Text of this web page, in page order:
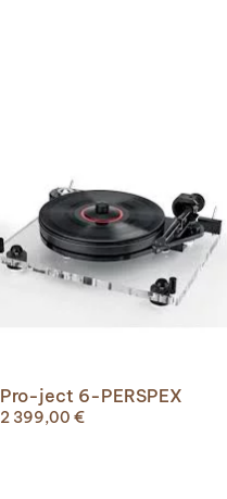
Pro-ject 6-PERSPEX
2 399,00 €